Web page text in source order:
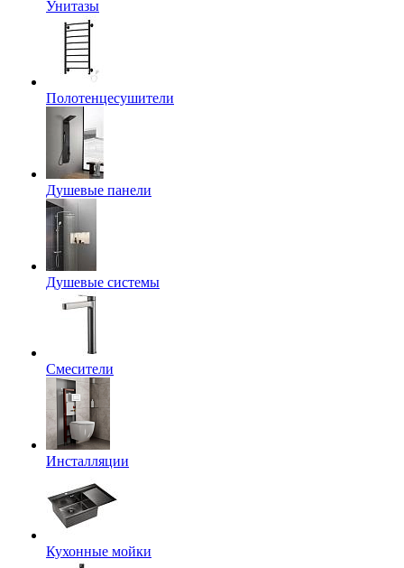
Унитазы
Полотенцесушители
Душевые панели
Душевые системы
Смесители
Инсталляции
Кухонные мойки